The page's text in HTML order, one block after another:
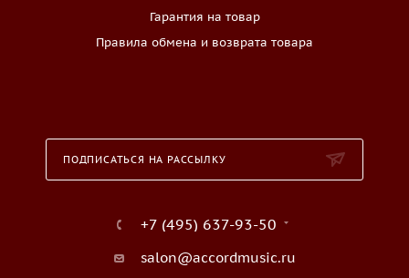
Гарантия на товар
Правила обмена и возврата товара
ПОДПИСАТЬСЯ НА РАССЫЛКУ
+7 (495) 637-93-50
salon@accordmusic.ru